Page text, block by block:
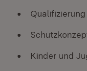
Qualifizierung
Kinder und